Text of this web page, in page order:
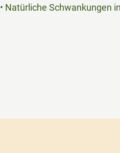
• Natürliche Schwankungen